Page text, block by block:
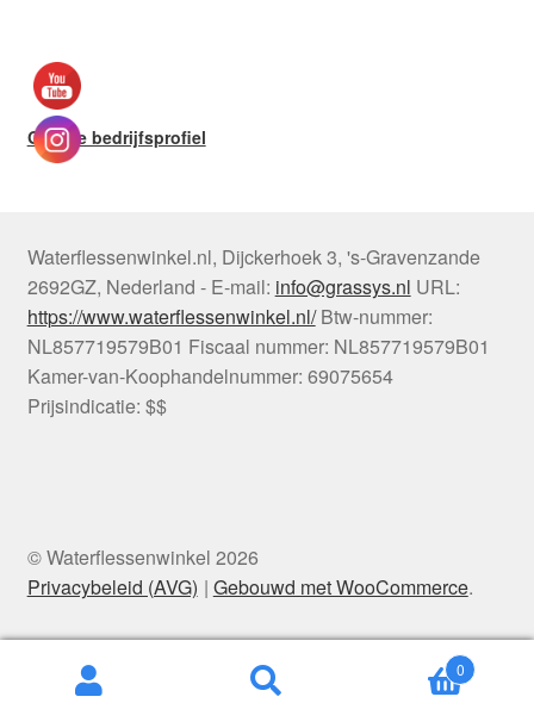
Google bedrijfsprofiel
Waterflessenwinkel.nl, Dijckerhoek 3, 's-Gravenzande
2692GZ, Nederland - E-mail: info@grassys.nl URL:
https://www.waterflessenwinkel.nl/ Btw-nummer:
NL857719579B01 Fiscaal nummer: NL857719579B01
Kamer-van-Koophandelnummer: 69075654
Prijsindicatie: $$
© Waterflessenwinkel 2026
Privacybeleid (AVG)
Gebouwd met WooCommerce.
Zoeken
0